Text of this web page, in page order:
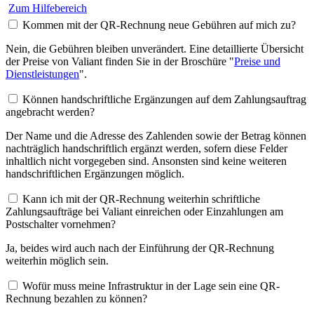
Zum Hilfebereich
Kommen mit der QR-Rechnung neue Gebühren auf mich zu?
Nein, die Gebühren bleiben unverändert. Eine detaillierte Übersicht
der Preise von Valiant finden Sie in der Broschüre "Preise und
Dienstleistungen".
Können handschriftliche Ergänzungen auf dem Zahlungsauftrag
angebracht werden?
Der Name und die Adresse des Zahlenden sowie der Betrag können
nachträglich handschriftlich ergänzt werden, sofern diese Felder
inhaltlich nicht vorgegeben sind. Ansonsten sind keine weiteren
handschriftlichen Ergänzungen möglich.
Kann ich mit der QR-Rechnung weiterhin schriftliche
Zahlungsaufträge bei Valiant einreichen oder Einzahlungen am
Postschalter vornehmen?
Ja, beides wird auch nach der Einführung der QR-Rechnung
weiterhin möglich sein.
Wofür muss meine Infrastruktur in der Lage sein eine QR-
Rechnung bezahlen zu können?